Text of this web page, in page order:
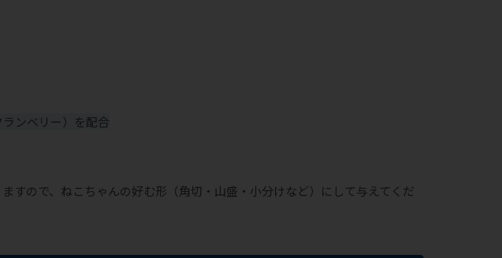
ンベリー）を配合
すので、ねこちゃんの好む形（角切・山盛・小分けなど）にして与えてくだ